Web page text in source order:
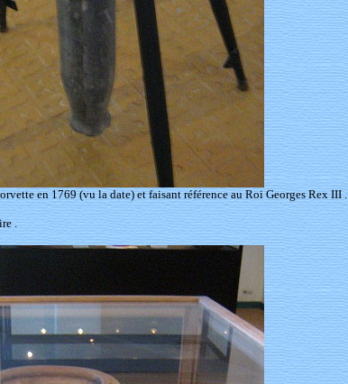
en 1769 (vu la date) et faisant référence au Roi Georges Rex III .
.